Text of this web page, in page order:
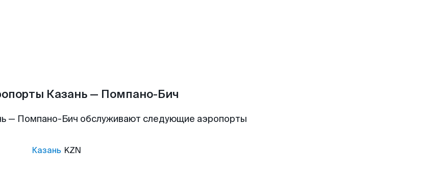
Казань — Помпано-Бич
— Помпано-Бич обслуживают следующие аэропорты
Казань KZN